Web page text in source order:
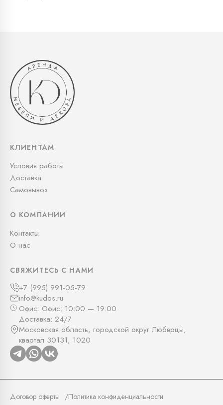
КЛИЕНТАМ
Условия работы
Доставка
Самовывоз
О КОМПАНИИ
Контакты
О нас
СВЯЖИТЕСЬ С НАМИ
+7 (995) 991-05-79
info@kudos.ru
Офис: Офис: 10:00 — 19:00
Доставка: 24/7
Московская область, городской округ Люберцы,
квартал 30131, 1020
Договор оферты Политика конфиденциальности